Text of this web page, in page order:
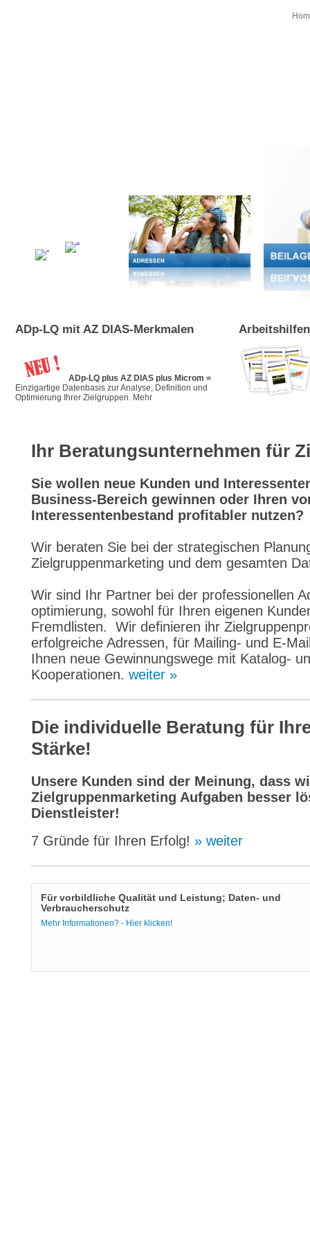
ADp-LQ mit AZ DIAS-Merkmalen
ADp-LQ plus AZ DIAS plus Microm =
Einzigartige Datenbasis zur Analyse, Definition und
Optimierung Ihrer Zielgruppen. Mehr
Ihr Beratungsunternehmen für
Sie wollen neue Kunden und
Business-Bereich gewinnen oder Ihren
Interessentenbestand profitabler nutzen?
Wir beraten Sie bei der strategischen
Zielgruppenmarketing und dem gesamten
Wir sind Ihr Partner bei der professionellen
optimierung, sowohl für Ihren eigenen
Fremdlisten. Wir definieren ihr
erfolgreiche Adressen, für Mailing- und E-
Ihnen neue Gewinnungswege mit Katalog-
Kooperationen. weiter »
Die individuelle Beratung für
Stärke!
Unsere Kunden sind der Meinung, dass
Zielgruppenmarketing Aufgaben besser
Dienstleister!
7 Gründe für Ihren Erfolg! » weiter
Für vorbildliche Qualität und Leistung; Daten- und
Verbraucherschutz
Mehr Informationen? - Hier klicken!